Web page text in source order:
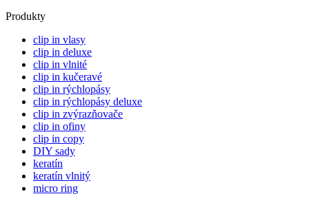
Produkty
clip in vlasy
clip in deluxe
clip in vlnité
clip in kučeravé
clip in rýchlopásy
clip in rýchlopásy deluxe
clip in zvýrazňovače
clip in ofiny
clip in copy
DIY sady
keratín
keratín vlnitý
micro ring